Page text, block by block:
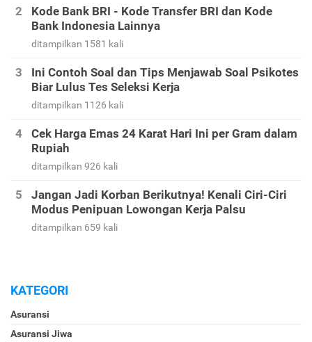
Kode Bank BRI - Kode Transfer BRI dan Kode
Bank Indonesia Lainnya
ditampilkan 1581 kali
Ini Contoh Soal dan Tips Menjawab Soal Psikotes
Biar Lulus Tes Seleksi Kerja
ditampilkan 1126 kali
Cek Harga Emas 24 Karat Hari Ini per Gram dalam
Rupiah
ditampilkan 926 kali
Jangan Jadi Korban Berikutnya! Kenali Ciri-Ciri
Modus Penipuan Lowongan Kerja Palsu
ditampilkan 659 kali
KATEGORI
Asuransi
Asuransi Jiwa